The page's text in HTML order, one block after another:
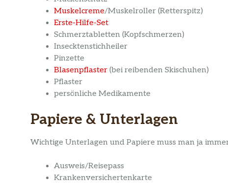
Muskelcreme/Muskelroller (Retterspitz)
Erste-Hilfe-Set
Schmerztabletten (Kopfschmerzen)
Insecktenstichheiler
Pinzette
Blasenpflaster (bei reibenden Skischuhen)
Pflaster
persönliche Medikamente
Papiere & Unterlagen
Wichtige Unterlagen und Papiere muss man ja
Ausweis/Reisepass
Krankenversichertenkarte